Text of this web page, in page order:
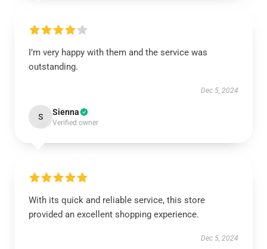
I’m very happy with them and the service was
outstanding.
Dec 5, 2024
S Sienna
Verified owner
With its quick and reliable service, this store
provided an excellent shopping experience.
Dec 5, 2024